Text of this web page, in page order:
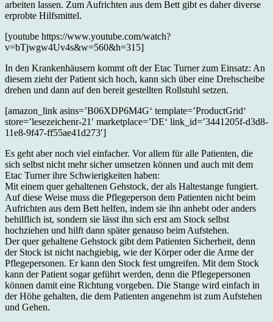
arbeiten lassen. Zum Aufrichten aus dem Bett gibt es daher diverse
erprobte Hilfsmittel.
[youtube https://www.youtube.com/watch?
v=bTjwgw4Uv4s&w=560&h=315]
In den Krankenhäusern kommt oft der Etac Turner zum Einsatz: An
diesem zieht der Patient sich hoch, kann sich über eine Drehscheibe
drehen und dann auf den bereit gestellten Rollstuhl setzen.
[amazon_link asins=’B06XDP6M4G‘ template=’ProductGrid‘
store=’lesezeichenr-21′ marketplace=’DE‘ link_id=’3441205f-d3d8-
11e8-9f47-ff55ae41d273′]
Es geht aber noch viel einfacher. Vor allem für alle Patienten, die
sich selbst nicht mehr sicher umsetzen können und auch mit dem
Etac Turner ihre Schwierigkeiten haben:
Mit einem quer gehaltenen Gehstock, der als Haltestange fungiert.
Auf diese Weise muss die Pflegeperson dem Patienten nicht beim
Aufrichten aus dem Bett helfen, indem sie ihn anhebt oder anders
behilflich ist, sondern sie lässt ihn sich erst am Stock selbst
hochziehen und hilft dann später genauso beim Aufstehen.
Der quer gehaltene Gehstock gibt dem Patienten Sicherheit, denn
der Stock ist nicht nachgiebig, wie der Körper oder die Arme der
Pflegepersonen. Er kann den Stock fest umgreifen. Mit dem Stock
kann der Patient sogar geführt werden, denn die Pflegepersonen
können damit eine Richtung vorgeben. Die Stange wird einfach in
der Höhe gehalten, die dem Patienten angenehm ist zum Aufstehen
und Gehen.